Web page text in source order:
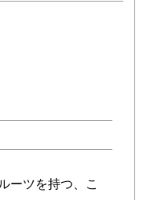
ーツを持つ、こ